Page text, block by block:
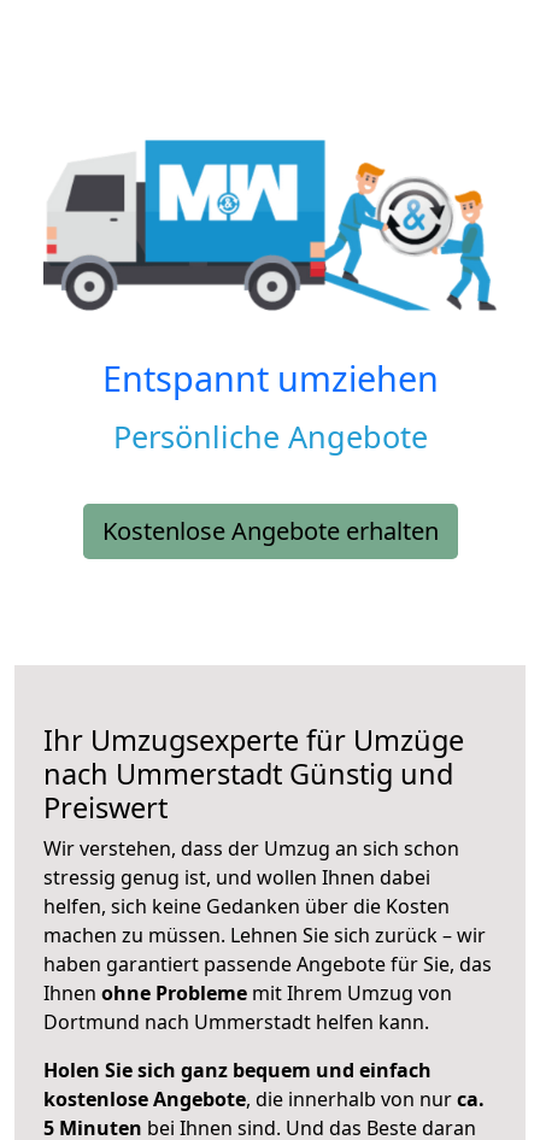
Entspannt umziehen
Persönliche Angebote
Kostenlose Angebote erhalten
Ihr Umzugsexperte für Umzüge
nach Ummerstadt Günstig und
Preiswert
Wir verstehen, dass der Umzug an sich schon
stressig genug ist, und wollen Ihnen dabei
helfen, sich keine Gedanken über die Kosten
machen zu müssen. Lehnen Sie sich zurück – wir
haben garantiert passende Angebote für Sie, das
Ihnen ohne Probleme mit Ihrem Umzug von
Dortmund nach Ummerstadt helfen kann.
Holen Sie sich ganz bequem und einfach
kostenlose Angebote, die innerhalb von nurca.
5 Minuten bei Ihnen sind. Und das Beste daran